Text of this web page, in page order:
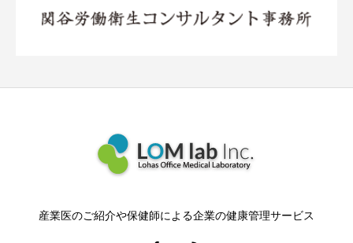
産業医のご紹介や保健師による企業の健康管理サービス